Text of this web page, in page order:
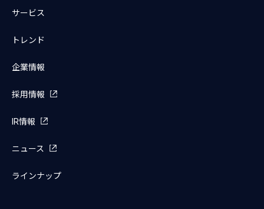
サービス
トレンド
企業情報
採用情報
IR情報
ニュース
ラインナップ